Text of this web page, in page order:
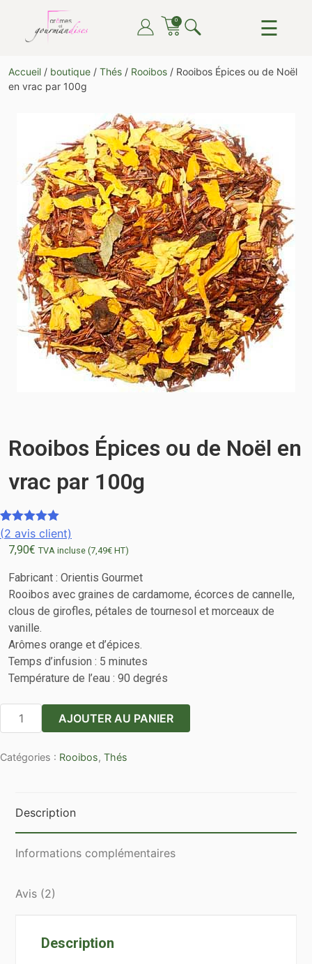
content
PLAISIR DE TOUTES ET TOUS
0 ☰
Accueil / boutique / Thés / Rooibos / Rooibos Épices ou de Noël
en vrac par 100g
Rooibos Épices ou de Noël en
vrac par 100g
Noté5.00
sur 5
2
notations
client
(2 avis client)
7,90€ TVA incluse (7,49€ HT)
Fabricant : Orientis Gourmet
Rooibos avec graines de cardamome, écorces de cannelle,
clous de girofles, pétales de tournesol et morceaux de
vanille.
Arômes orange et d’épices.
Temps d’infusion : 5 minutes
Température de l’eau : 90 degrés
quantité
Épices
Noël
par
AJOUTER AU PANIER
Catégories : Rooibos, Thés
Description
Informations complémentaires
Avis (2)
Description